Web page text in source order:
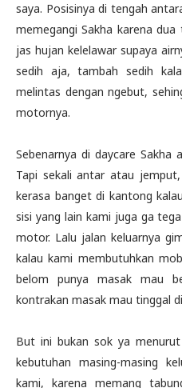
saya. Posisinya di tengah
memegangi Sakha karena
jas hujan kelelawar supaya
sedih aja, tambah sedih
melintas dengan ngebut,
motornya.
Sebenarnya di daycare
Tapi sekali antar atau
kerasa banget di kantong
sisi yang lain kami juga ga
motor. Lalu jalan keluarnya
kalau kami membutuhkan
belom punya masak mau
kontrakan masak mau tinggal
But ini bukan sok ya menurut
kebutuhan masing-masing
kami, karena memang